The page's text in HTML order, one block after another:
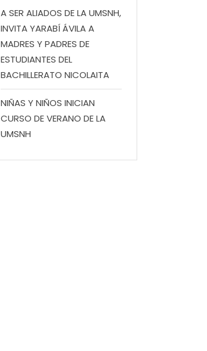
A SER ALIADOS DE LA UMSNH,
INVITA YARABÍ ÁVILA A
MADRES Y PADRES DE
ESTUDIANTES DEL
BACHILLERATO NICOLAITA
NIÑAS Y NIÑOS INICIAN
CURSO DE VERANO DE LA
UMSNH